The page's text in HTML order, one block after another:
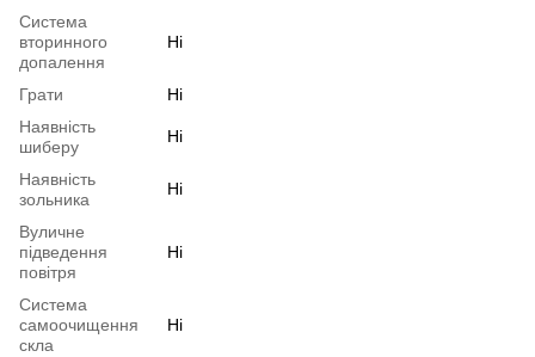
Система
вторинного
допалення
Ні
Грати
Ні
Наявність
шиберу
Ні
Наявність
зольника
Ні
Вуличне
підведення
повітря
Ні
Система
самоочищення
скла
Ні